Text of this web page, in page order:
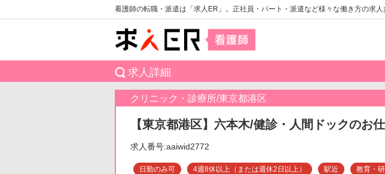
看護師の転職・派遣は「求人ER」。正社員・パート・派遣など様々な働き方の求人
求人詳細
クリニック・診療所/東京都港区
【東京都港区】六本木/健診・人間ドックのお
求人番号:aaiwid2772
日勤のみ可 4週8休以上（または週休2日以上） 駅近 教育・